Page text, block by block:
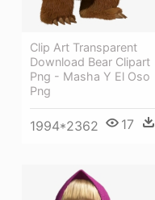
Clip Art Transparent
Download Bear Clipart
Png - Masha Y El Oso
Png
1994*2362 17